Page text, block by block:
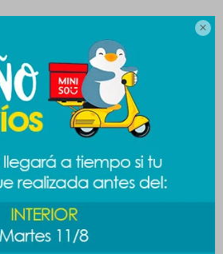

Cuaderno capibara A5 -
diseño 2